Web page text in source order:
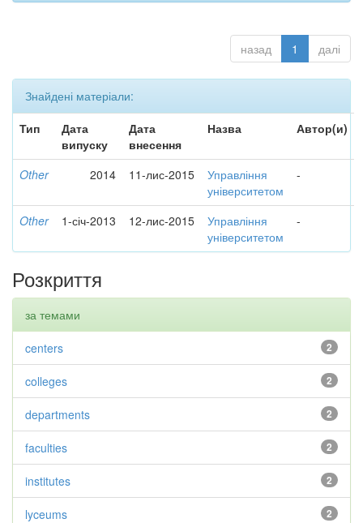
назад 1 далі
Знайдені матеріали:
Тип
Дата
випуску
Дата
внесення
Назва Автор(и)
Other 2014 11-лис-2015
Управління
університетом
-
Other 1-січ-2013 12-лис-2015
Управління
університетом
-
Розкриття
за темами
2
centers
2
colleges
2
departments
2
faculties
2
institutes
2
lyceums